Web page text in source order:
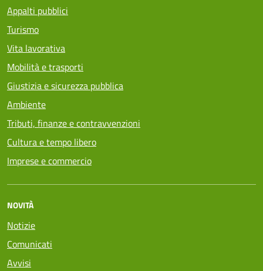
Appalti pubblici
Turismo
Vita lavorativa
Mobilità e trasporti
Giustizia e sicurezza pubblica
Ambiente
Tributi, finanze e contravvenzioni
Cultura e tempo libero
Imprese e commercio
NOVITÀ
Notizie
Comunicati
Avvisi